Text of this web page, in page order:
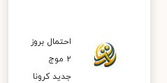
احتمال بروز
۲ موج
جدید کرونا